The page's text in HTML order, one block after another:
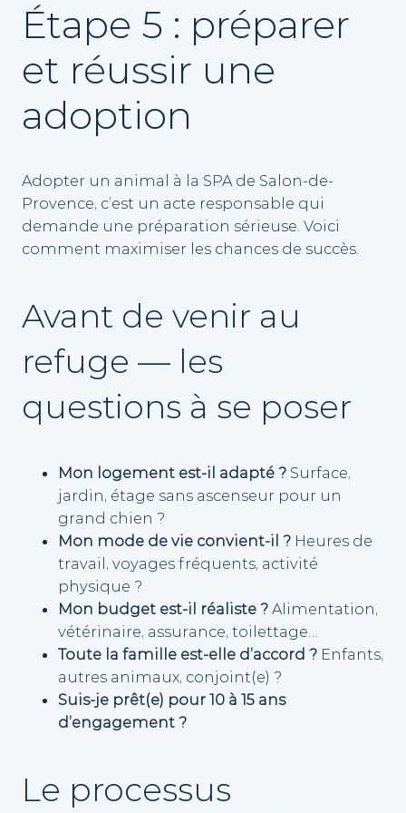
Étape 5 : préparer
et réussir une
adoption
Adopter un animal à la SPA de Salon-de-
Provence, c’est un acte responsable qui
demande une préparation sérieuse. Voici
comment maximiser les chances de succès.
Avant de venir au
refuge — les
questions à se poser
Mon logement est-il adapté ? Surface,
jardin, étage sans ascenseur pour un
grand chien ?
Mon mode de vie convient-il ? Heures de
travail, voyages fréquents, activité
physique ?
Mon budget est-il réaliste ? Alimentation,
vétérinaire, assurance, toilettage…
Toute la famille est-elle d’accord ? Enfants,
autres animaux, conjoint(e) ?
Suis-je prêt(e) pour 10 à 15 ans
d’engagement ?
Le processus